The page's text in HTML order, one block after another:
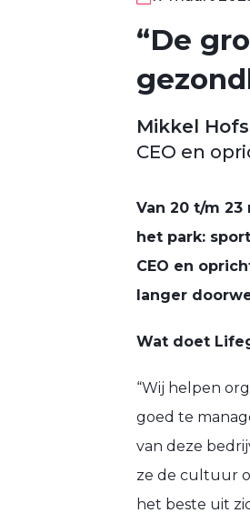
“De
Mikkel
CEO en
Van 20 t/m
het park:
CEO en
langer
Wat doet
“Wij helpen
goed te
van deze
ze de cultuur
het beste uit